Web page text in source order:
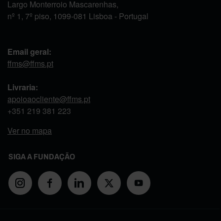
Largo Monterroio Mascarenhas,
nº 1, 7º piso, 1099-081 Lisboa - Portugal
Email geral:
ffms@ffms.pt
Livraria:
apoioaocliente@ffms.pt
+351 219 381 223
Ver no mapa
SIGA A FUNDAÇÃO